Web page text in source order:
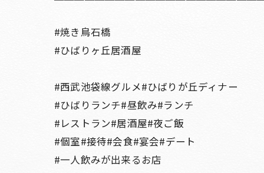
#焼き鳥石橋
#ひばりヶ丘居酒屋
#西武池袋線グルメ#ひばりが丘ディナー
#ひばりランチ#昼飲み#ランチ
#レストラン#居酒屋#夜ご飯
#個室#接待#会食#宴会#デート
#一人飲みが出来るお店